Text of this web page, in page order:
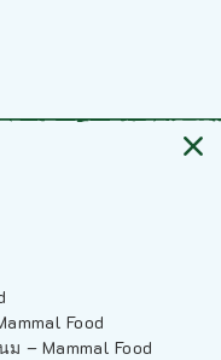
Food
– Mammal Food